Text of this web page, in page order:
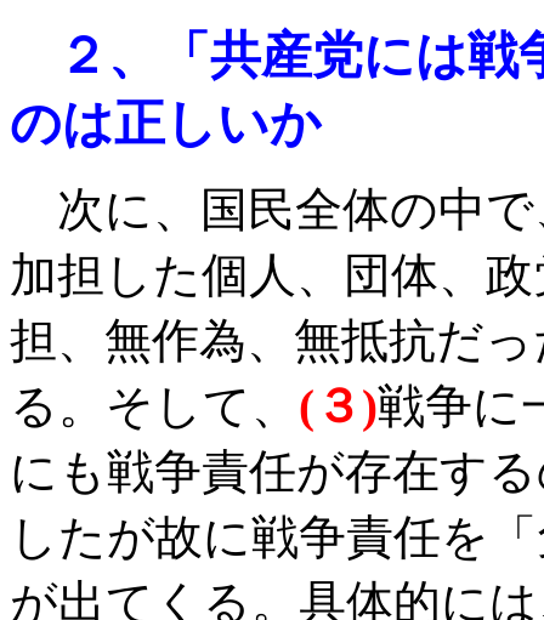
２、「共産党には
のは正しいか
次に、国民全体の中で
加担した個人、団体、
担、無作為、無抵抗だ
る。そして、 ( ３)戦争に
にも戦争責任が存在す
したが故に戦争責任を
が出てくる。具体的に